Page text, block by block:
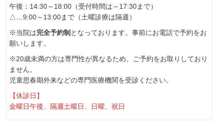
午後：14:30～18:00（受付時間は～17:30まで）
△…9:00～13:00まで（土曜診療は隔週）
※当院は完全予約制 となっております。事前にお電話で予約をお
願いします。
※20歳未満の方は専門性が異なるため、ご予約をお取りしており
ません。
児童思春期外来などの専門医療機関を受診ください。
【休診日】
金曜日午後、隔週土曜日、日曜、祝日